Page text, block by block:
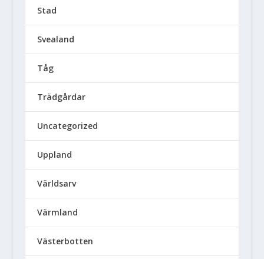
Stad
Svealand
Tåg
Trädgårdar
Uncategorized
Uppland
Världsarv
Värmland
Västerbotten